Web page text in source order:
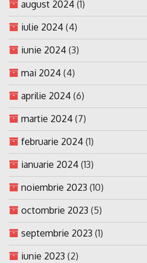
august 2024 (1)
iulie 2024 (4)
iunie 2024 (3)
mai 2024 (4)
aprilie 2024 (6)
martie 2024 (7)
februarie 2024 (1)
ianuarie 2024 (13)
noiembrie 2023 (10)
octombrie 2023 (5)
septembrie 2023 (1)
iunie 2023 (2)